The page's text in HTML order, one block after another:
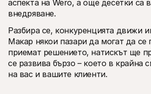
аспекта на Wero, а още десетки са
внедряване.
Разбира се, конкуренцията движи
Макар някои пазари да могат да се
приемат решението, натискът ще
се развива бързо – което в крайна
на вас и вашите клиенти.